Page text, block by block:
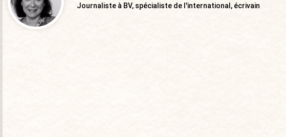
Journaliste à BV, spécialiste de l'international, écrivain